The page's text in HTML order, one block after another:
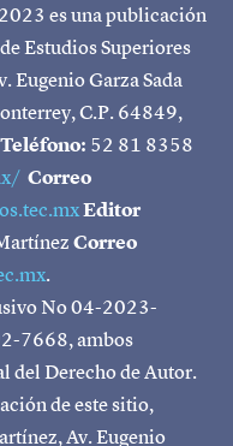
es una publicación
Estudios Superiores
Eugenio Garza Sada
C.P. 64849,
Teléfono: 52 81 8358
Correo
Editor
Correo
.
No 04-2023-
7668, ambos
del Derecho de Autor.
de este sitio,
Av. Eugenio